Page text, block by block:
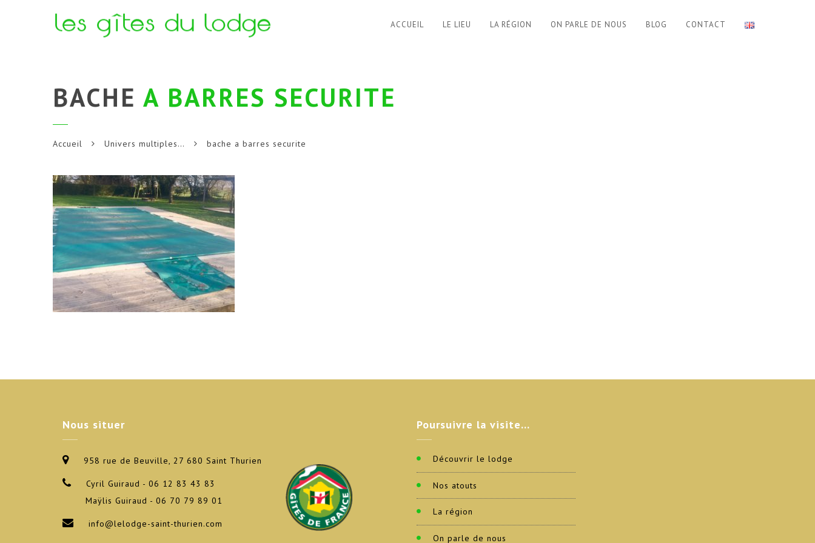
ACCUEIL LE LIEU LA RÉGION ON PARLE DE NOUS BLOG CONTACT
BACHE A BARRES SECURITE
Accueil Univers multiples… bache a barres securite
Nous situer
958 rue de Beuville, 27 680 Saint Thurien
Cyril Guiraud - 06 12 83 43 83
Maÿlis Guiraud - 06 70 79 89 01
info@lelodge-saint-thurien.com
Poursuivre la visite…
Découvrir le lodge
Nos atouts
La région
On parle de nous